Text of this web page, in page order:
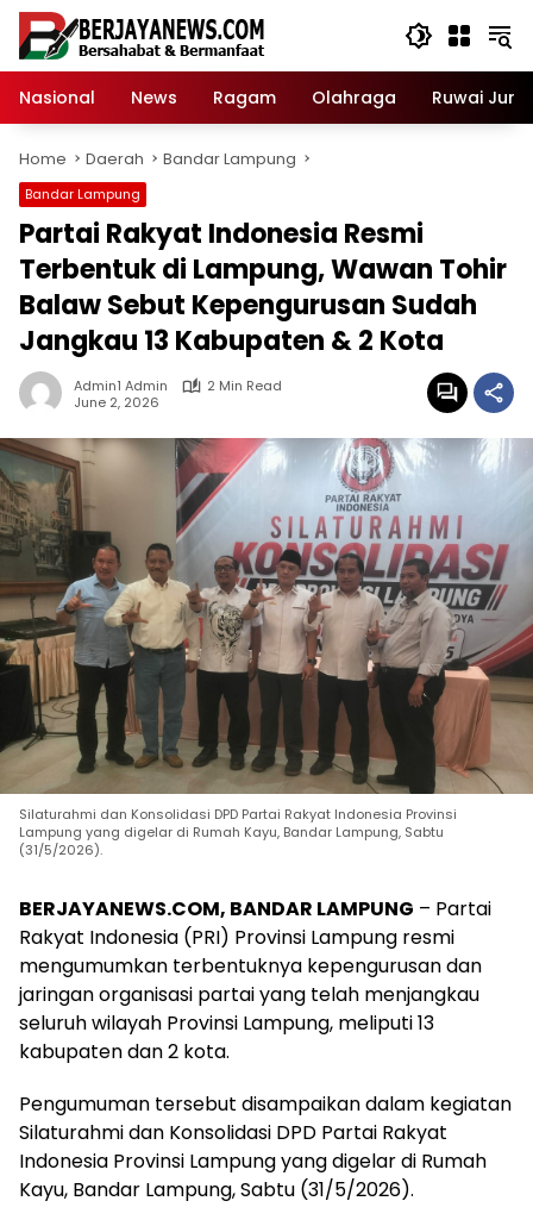
Skip
content
Nasional
News Ragam Olahraga Ruwai Jurai
Home Daerah Bandar Lampung
Bandar Lampung
Partai Rakyat Indonesia Resmi
Terbentuk di Lampung, Wawan Tohir
Balaw Sebut Kepengurusan Sudah
Jangkau 13 Kabupaten & 2 Kota
Admin1 Admin
2 Min Read
June 2, 2026
Silaturahmi dan Konsolidasi DPD Partai Rakyat Indonesia Provinsi
Lampung yang digelar di Rumah Kayu, Bandar Lampung, Sabtu
(31/5/2026).
BERJAYANEWS.COM, BANDAR LAMPUNG – Partai
Rakyat Indonesia (PRI) Provinsi Lampung resmi
mengumumkan terbentuknya kepengurusan dan
jaringan organisasi partai yang telah menjangkau
seluruh wilayah Provinsi Lampung, meliputi 13
kabupaten dan 2 kota.
Pengumuman tersebut disampaikan dalam kegiatan
Silaturahmi dan Konsolidasi DPD Partai Rakyat
Indonesia Provinsi Lampung yang digelar di Rumah
Kayu, Bandar Lampung, Sabtu (31/5/2026).